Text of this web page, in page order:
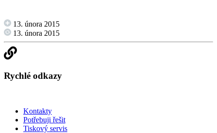
13. února 2015
13. února 2015
Rychlé odkazy
Kontakty
Potřebuji řešit
Tiskový servis